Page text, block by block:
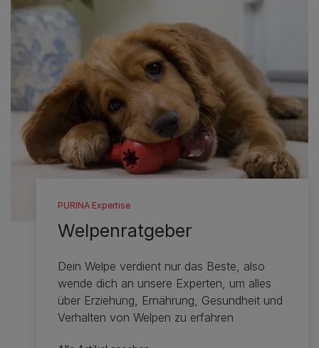
PURINA Expertise
Welpenratgeber
Dein Welpe verdient nur das Beste, also
wende dich an unsere Experten, um alles
über Erziehung, Ernährung, Gesundheit und
Verhalten von Welpen zu erfahren